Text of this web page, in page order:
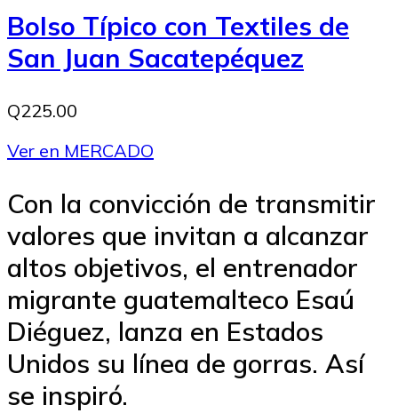
Bolso Típico con Textiles de
San Juan Sacatepéquez
Q225.00
Ver en MERCADO
Con la convicción de transmitir
valores que invitan a alcanzar
altos objetivos, el entrenador
migrante guatemalteco Esaú
Diéguez, lanza en Estados
Unidos su línea de gorras. Así
se inspiró.